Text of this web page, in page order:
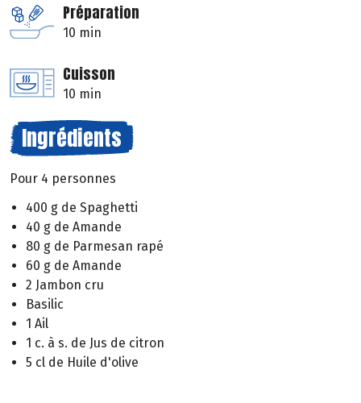
Préparation
10 min
Cuisson
10 min
Ingrédients
Pour 4 personnes
400 g de Spaghetti
40 g de Amande
80 g de Parmesan rapé
60 g de Amande
2 Jambon cru
Basilic
1 Ail
1 c. à s. de Jus de citron
5 cl de Huile d'olive